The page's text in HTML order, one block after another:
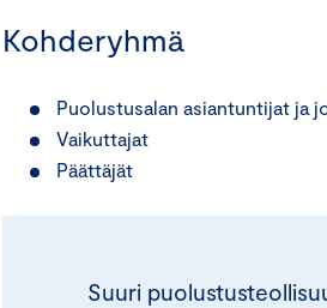
Kohderyhmä
Puolustusalan asiantuntijat ja
Vaikuttajat
Päättäjät
Suuri